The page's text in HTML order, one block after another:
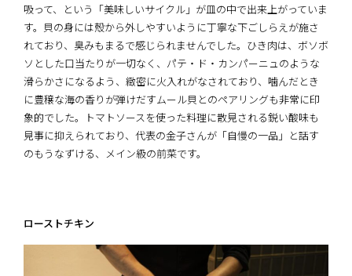
吸って、という「美味しいサイクル」が皿の中で出来上がっていま
す。貝の身には殻から外しやすいように丁寧な下ごしらえが施さ
れており、臭みもまるで感じられませんでした。ひき肉は、ボソボ
ソとした口当たりが一切なく、パテ・ド・カンパーニュのような
滑らかさになるよう、緻密に火入れがなされており、噛んだとき
に豊穣な海の香りが弾けだすムール貝とのペアリングも非常に印
象的でした。トマトソースを使った料理に散見される鋭い酸味も
見事に抑えられており、代表の金子さんが「自慢の一品」と話す
のもうなずける、メイン級の前菜です。
ローストチキン